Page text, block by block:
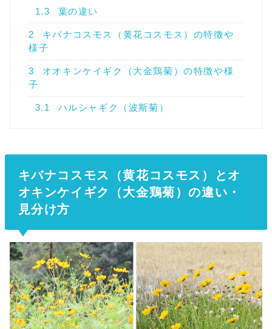
1.3 葉の違い
2
キバナコスモス（黄花コスモス）の特徴や
様子
3
オオキンケイギク（大金鶏菊）の特徴や様
子
3.1 ハルシャギク（波斯菊）
キバナコスモス（黄花コスモス）とオ
オキンケイギク（大金鶏菊）の違い・
見分け方